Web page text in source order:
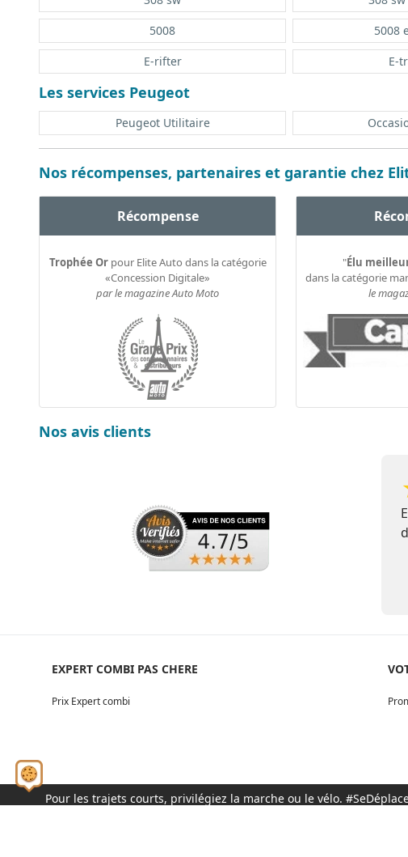
5008
5008
E-rifter
E-
Les services Peugeot
Peugeot Utilitaire
Nos récompenses, partenaires et garantie chez
Récompense
Trophée Orpour Elite Auto dans la catégorie
«Concession Digitale»
par le magazine Auto Moto
"Élu
dans la catégorie
le
Nos avis clients
EXPERT COMBI PAS CHERE
Prix Expert combi
Pour les trajets courts, privilégiez la marche ou le vélo.